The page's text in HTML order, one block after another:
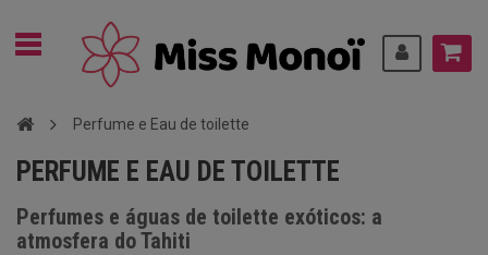
Perfume e Eau de toilette
PERFUME E EAU DE TOILETTE
Perfumes e águas de toilette exóticos: a
atmosfera do Tahiti